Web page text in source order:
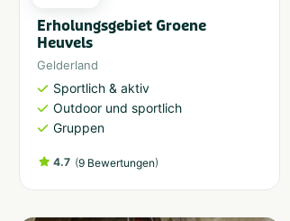
Erholungsgebiet Groene
Heuvels
Gelderland
Sportlich & aktiv
Outdoor und sportlich
Gruppen
4.7 (9 Bewertungen)